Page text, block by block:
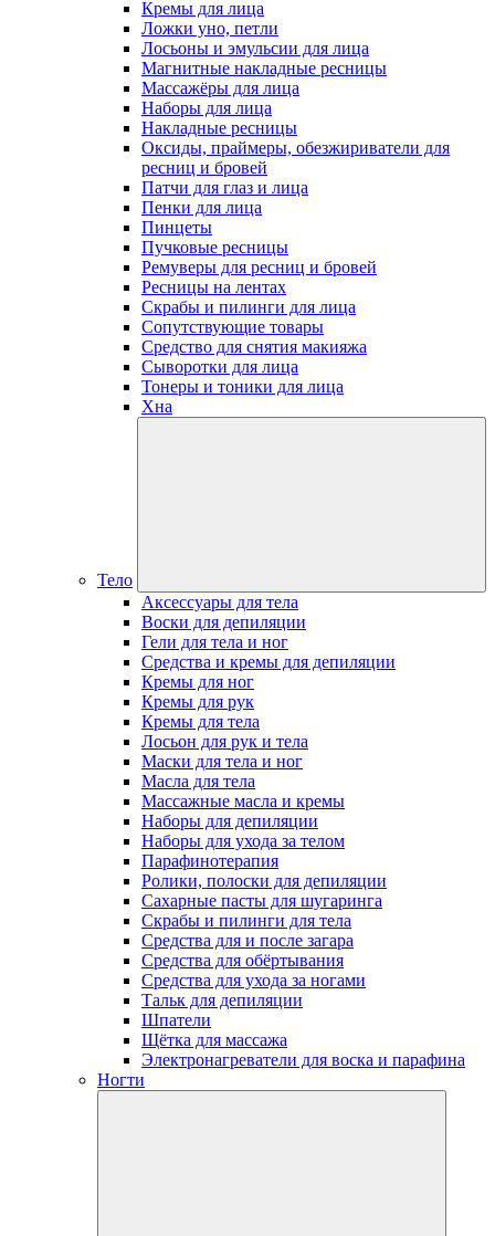
Кремы для лица
Ложки уно, петли
Лосьоны и эмульсии для лица
Магнитные накладные ресницы
Массажёры для лица
Наборы для лица
Накладные ресницы
Оксиды, праймеры, обезжириватели для
ресниц и бровей
Патчи для глаз и лица
Пенки для лица
Пинцеты
Пучковые ресницы
Ремуверы для ресниц и бровей
Ресницы на лентах
Скрабы и пилинги для лица
Сопутствующие товары
Средство для снятия макияжа
Сыворотки для лица
Тонеры и тоники для лица
Хна
Тело
Аксессуары для тела
Воски для депиляции
Гели для тела и ног
Средства и кремы для депиляции
Кремы для ног
Кремы для рук
Кремы для тела
Лосьон для рук и тела
Маски для тела и ног
Масла для тела
Массажные масла и кремы
Наборы для депиляции
Наборы для ухода за телом
Парафинотерапия
Ролики, полоски для депиляции
Сахарные пасты для шугаринга
Скрабы и пилинги для тела
Средства для и после загара
Средства для обёртывания
Средства для ухода за ногами
Тальк для депиляции
Шпатели
Щётка для массажа
Электронагреватели для воска и парафина
Ногти